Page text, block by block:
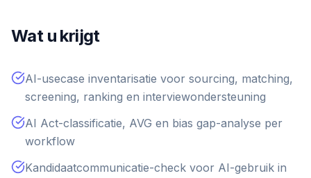
Wat u krijgt
AI-usecase inventarisatie voor sourcing, matching,
screening, ranking en interviewondersteuning
AI Act-classificatie, AVG en bias gap-analyse per
workflow
Kandidaatcommunicatie-check voor AI-gebruik in